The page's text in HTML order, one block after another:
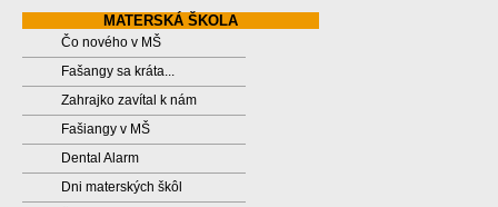
MATERSKÁ ŠKOLA
Čo nového v MŠ
Fašangy sa kráta...
Zahrajko zavítal k nám
Fašiangy v MŠ
Dental Alarm
Dni materských škôl